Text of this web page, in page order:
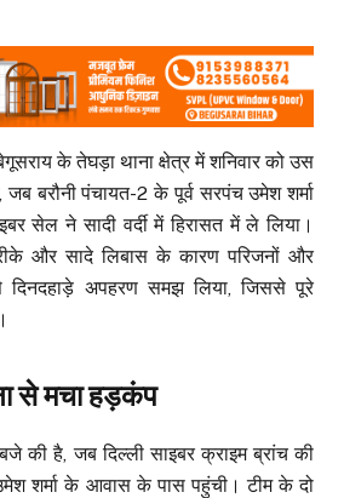
के तेघड़ा थाना क्षेत्र में शनिवार को उस
बरौनी पंचायत-2 के पूर्व सरपंच उमेश शर्मा
सेल ने सादी वर्दी में हिरासत में ले लिया।
और सादे लिबास के कारण परिजनों और
दिनदहाड़े अपहरण समझ लिया, जिससे पूरे
से मचा हड़कंप
की है, जब दिल्ली साइबर क्राइम ब्रांच की
शर्मा के आवास के पास पहुंची। टीम के दो